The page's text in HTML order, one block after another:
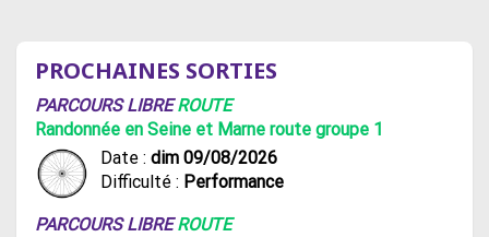
PROCHAINES SORTIES
PARCOURS LIBREROUTE
Randonnée en Seine et Marne route groupe 1
Date : dim 09/08/2026
Difficulté : Performance
PARCOURS LIBREROUTE